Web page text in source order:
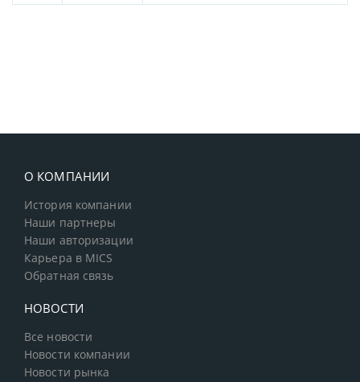
О КОМПАНИИ
История компании
Наши партнеры
Наши авторизации
Карьера в MICS
Обратная связь
НОВОСТИ
Все новости
Новости компании
Новости рынка